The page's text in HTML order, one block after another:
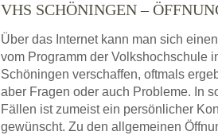
VHS SCHÖNINGEN –
Über das Internet kann man sich
vom Programm der Volkshochschule
Schöningen verschaffen, oftmals
aber Fragen oder auch Probleme. In
Fällen ist zumeist ein persönlicher
gewünscht. Zu den allgemeinen